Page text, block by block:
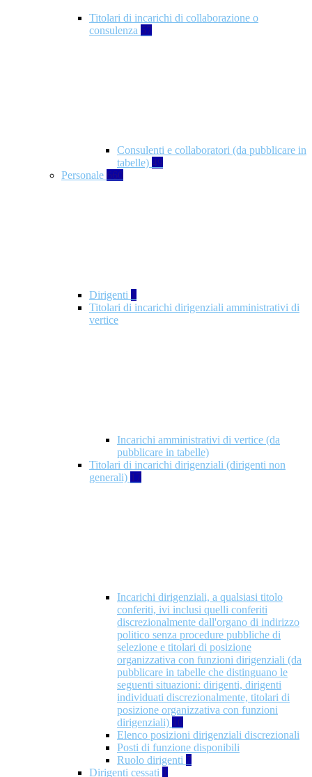
Titolari di incarichi di collaborazione o
consulenza 57
Consulenti e collaboratori (da pubblicare in
tabelle) 49
Personale 660
Dirigenti 1
Titolari di incarichi dirigenziali amministrativi di
vertice
Incarichi amministrativi di vertice (da
pubblicare in tabelle)
Titolari di incarichi dirigenziali (dirigenti non
generali) 17
Incarichi dirigenziali, a qualsiasi titolo
conferiti, ivi inclusi quelli conferiti
discrezionalmente dall'organo di indirizzo
politico senza procedure pubbliche di
selezione e titolari di posizione
organizzativa con funzioni dirigenziali (da
pubblicare in tabelle che distinguano le
seguenti situazioni: dirigenti, dirigenti
individuati discrezionalmente, titolari di
posizione organizzativa con funzioni
dirigenziali) 10
Elenco posizioni dirigenziali discrezionali
Posti di funzione disponibili
Ruolo dirigenti 7
Dirigenti cessati 1